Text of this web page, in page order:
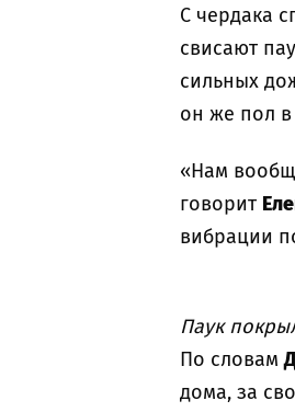
С чердака
свисают
сильных
он же пол в
«Нам
говорит
вибрации
Паук
По словам
дома, за